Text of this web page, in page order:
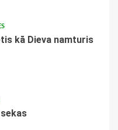
kā Dieva namturis